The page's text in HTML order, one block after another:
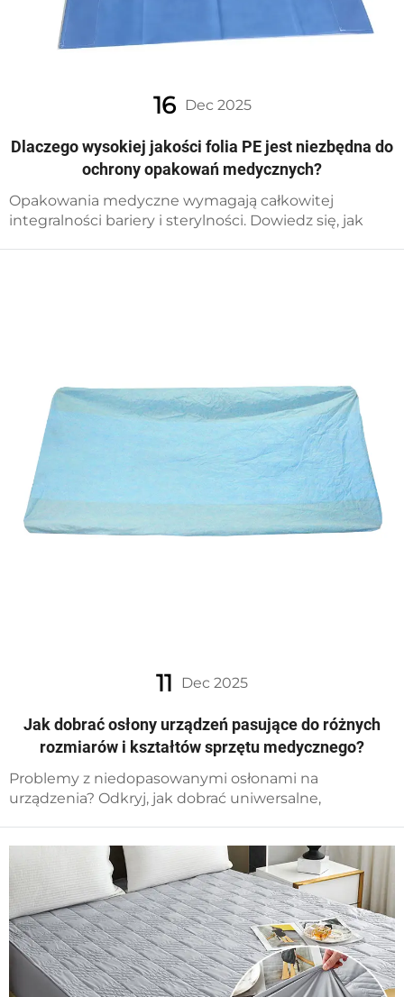
16 Dec 2025
Dlaczego wysokiej jakości folia PE jest niezbędna do
ochrony opakowań medycznych?
Opakowania medyczne wymagają całkowitej
integralności bariery i sterylności. Dowiedz się, jak
11 Dec 2025
Jak dobrać osłony urządzeń pasujące do różnych
rozmiarów i kształtów sprzętu medycznego?
Problemy z niedopasowanymi osłonami na
urządzenia? Odkryj, jak dobrać uniwersalne,
ochronę i zgodność. Pobierz teraz listę kontrolną